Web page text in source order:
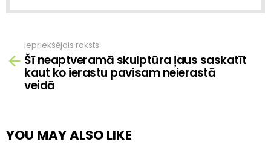
Skatīt
vairāk
Iepriekšējais raksts
Šī neaptveramā skulptūra ļaus saskatīt
kaut ko ierastu pavisam neierastā
veidā
YOU MAY ALSO LIKE